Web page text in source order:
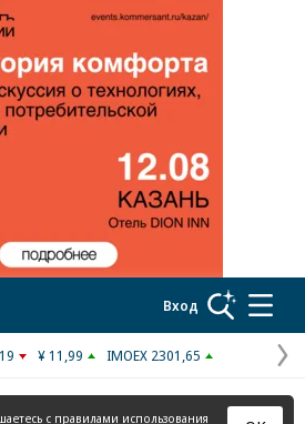
www.kommersant.ru/ad
Вход
¥ 11,99 IMOEX 2301,65
с правилами использования